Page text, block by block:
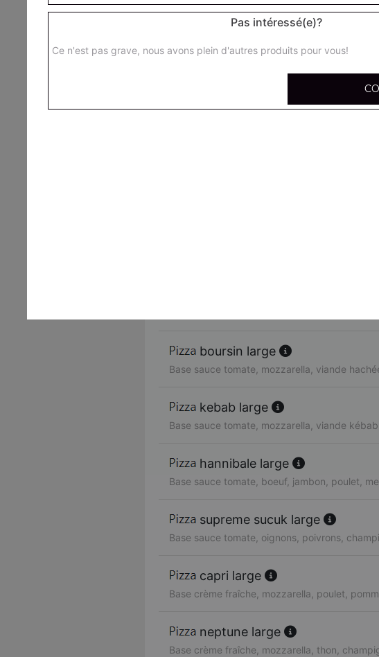
fruits de mer large
Base sauce tomate, mozzarella, cocktail de
arménienne large
Base sauce tomate, mozzarella, pepperoni,
boursin large
Base sauce tomate, mozzarella, viande
kebab large
Base sauce tomate, mozzarella, viande
hannibale large
Base sauce tomate, boeuf, jambon, poulet,
supreme sucuk large
Base sauce tomate, oignons, poivrons,
capri large
Base crème fraîche, mozzarella, poulet,
neptune large
Base crème fraîche, mozzarella, thon,
Pas intéressé(e)?
Ce n'est pas grave, nous avons plein d'autres produits pour vous!